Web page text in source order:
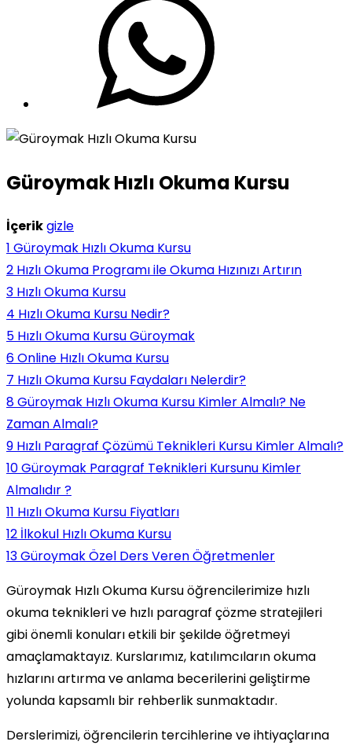
Güroymak Hızlı Okuma Kursu
İçerikgizle
1 Güroymak Hızlı Okuma Kursu
2 Hızlı Okuma Programı ile Okuma Hızınızı Artırın
3 Hızlı Okuma Kursu
4 Hızlı Okuma Kursu Nedir?
5 Hızlı Okuma Kursu Güroymak
6Online Hızlı Okuma Kursu
7 Hızlı Okuma Kursu Faydaları Nelerdir?
8Güroymak Hızlı Okuma Kursu Kimler Almalı? Ne
Zaman Almalı?
9 Hızlı Paragraf Çözümü Teknikleri Kursu Kimler Almalı?
10Güroymak Paragraf Teknikleri Kursunu Kimler
Almalıdır ?
11 Hızlı Okuma Kursu Fiyatları
12 İlkokul Hızlı Okuma Kursu
13Güroymak Özel Ders Veren Öğretmenler
Güroymak Hızlı Okuma Kursu öğrencilerimize hızlı
okuma teknikleri ve hızlı paragraf çözme stratejileri
gibi önemli konuları etkili bir şekilde öğretmeyi
amaçlamaktayız. Kurslarımız, katılımcıların okuma
hızlarını artırma ve anlama becerilerini geliştirme
yolunda kapsamlı bir rehberlik sunmaktadır.
Derslerimizi, öğrencilerin tercihlerine ve ihtiyaçlarına